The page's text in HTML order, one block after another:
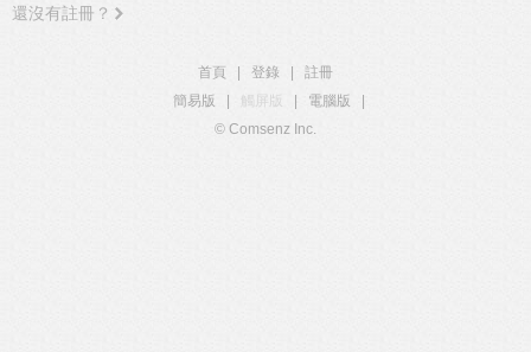
還沒有註冊？
首頁 登錄
註冊
簡易版
觸屏版 電腦版
© Comsenz Inc.